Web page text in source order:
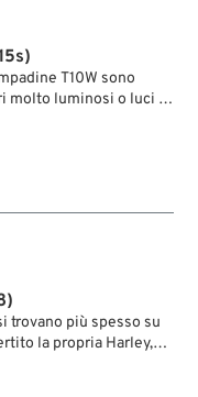
T10W sono
molto luminosi o luci di
dimensioni. Adatte a
con contatto
trovano più spesso su
la propria Harley,
ai classici indicatori
di bue), avrà bisogno